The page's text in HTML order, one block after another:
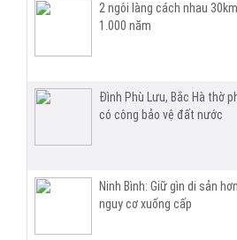
2 ngôi làng cách nhau
1.000 năm
Đình Phù Lưu, Bắc Hà thờ
có công bảo vệ đất nước
Ninh Bình: Giữ gìn di sản
nguy cơ xuống cấp